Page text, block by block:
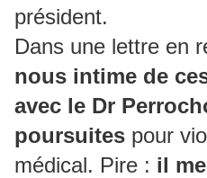
président.
Dans une lettre en
nous intime de
avec le Dr
poursuites pour
médical. Pire : il